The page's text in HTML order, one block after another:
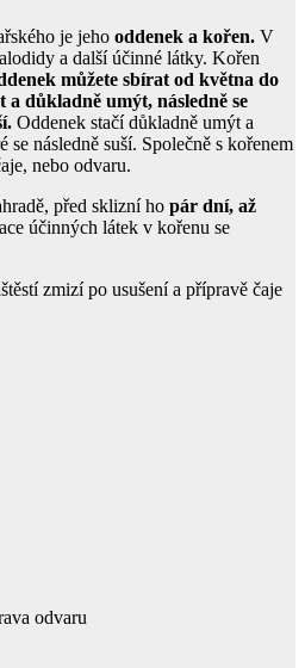
je jeho oddenek a kořen. V
a další účinné látky. Kořen
můžete sbírat od května do
důkladně umýt, následně se
Oddenek stačí důkladně umýt a
se následně suší. Společně s kořenem
nebo odvaru.
před sklizní ho pár dní, až
účinných látek v kořenu se
zmizí po usušení a přípravě čaje
odvaru